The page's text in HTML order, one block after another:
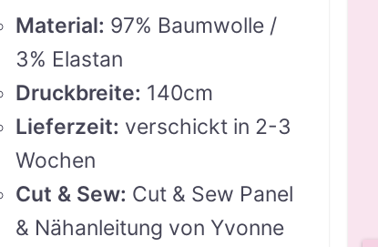
Material: 97% Baumwolle /
3% Elastan
Druckbreite: 140cm
Lieferzeit: verschickt in 2-3
Wochen
Cut & Sew: Cut & Sew Panel
& Nähanleitung von Yvonne